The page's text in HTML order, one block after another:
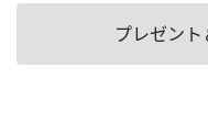
プレゼン